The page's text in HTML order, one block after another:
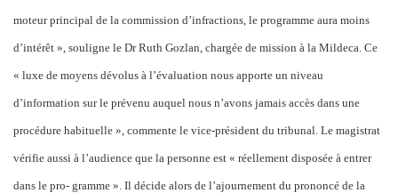
moteur principal de la commission d’infractions, le programme aura moins
d’intérêt », souligne le Dr Ruth Gozlan, chargée de mission à la Mildeca. Ce
« luxe de moyens dévolus à l’évaluation nous apporte un niveau
d’information sur le prévenu auquel nous n’avons jamais accès dans une
procédure habituelle », commente le vice-président du tribunal. Le magistrat
vérifie aussi à l’audience que la personne est « réellement disposée à entrer
dans le pro- gramme ». Il décide alors de l’ajournement du prononcé de la